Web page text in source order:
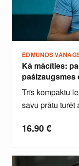
EDMUNDS
Kā mācīties:
pašizaugsmes
Trīs kompaktu
savu prātu turēt
16.90€